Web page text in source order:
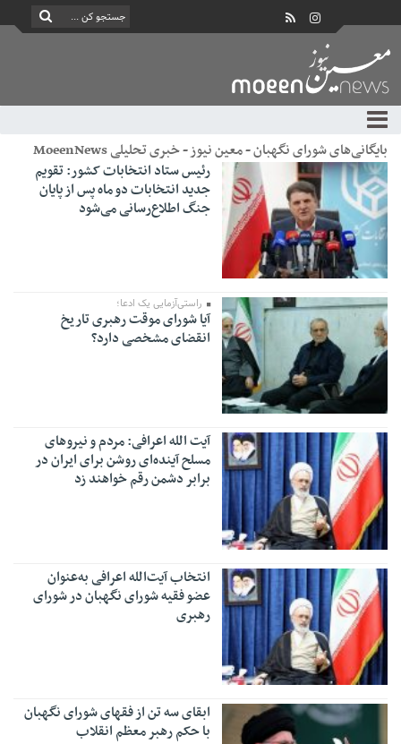
بایگانی‌های شورای نگهبان - معین نیوز - خبری تحلیلی MoeenNews
رئیس ستاد انتخابات کشور: تقویم
جدید انتخابات دو ماه پس از پایان
جنگ اطلاع‌رسانی می‌شود
راستی‌آزمایی یک ادعا؛
آیا شورای موقت رهبری تاریخ
انقضای مشخصی دارد؟
آیت الله اعرافی: مردم و نیروهای
مسلح آینده‌ای روشن برای ایران در
برابر دشمن رقم خواهند زد
انتخاب آیت‌الله اعرافی به‌عنوان
عضو فقیه شورای نگهبان در شورای
رهبری
ابقای سه تن از فقهای شورای نگهبان
با حکم رهبر معظم انقلاب